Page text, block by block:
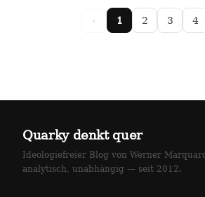
‹ 1 2 3 4
Quarky denkt quer
Ideologiefreier Blog von Werner
analytisch, unabhängig — seit 2012.